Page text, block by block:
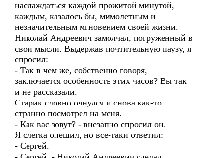
наслаждаться каждой прожитой минутой,
каждым, казалось бы, мимолетным и
незначительным мгновением своей жизни.
Николай Андреевич замолчал, погруженный в
свои мысли. Выдержав почтительную паузу, я
спросил:
- Так в чем же, собственно говоря,
заключается особенность этих часов? Вы так
и не рассказали.
Старик словно очнулся и снова как-то
странно посмотрел на меня.
- Как вас зовут? - внезапно спросил он.
Я слегка опешил, но все-таки ответил:
- Сергей.